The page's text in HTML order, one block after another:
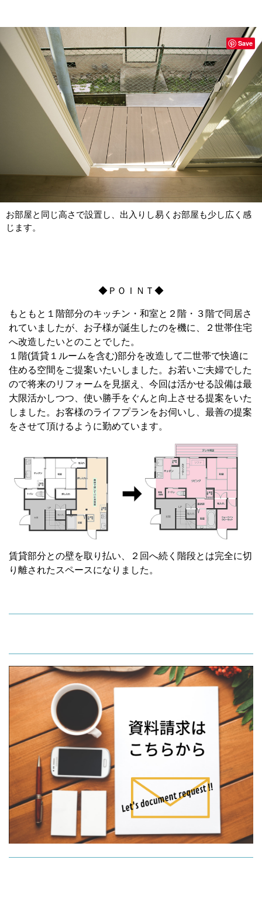
お部屋と同じ高さで設置し、出入りし易くお部屋も少し広く感
じます。
Save
◆ＰＯＩＮＴ◆
もともと１階部分のキッチン・和室と２階・３階で同居さ
れていましたが、お子様が誕生したのを機に、２世帯住宅
へ改造したいとのことでした。
１階(賃貸１ルームを含む)部分を改造して二世帯で快適に
住める空間をご提案いたいしました。お若いご夫婦でした
ので将来のリフォームを見据え、今回は活かせる設備は最
大限活かしつつ、使い勝手をぐんと向上させる提案をいた
しました。お客様のライフプランをお伺いし、最善の提案
をさせて頂けるように勤めています。
賃貸部分との壁を取り払い、２回へ続く階段とは完全に切
り離されたスペースになりました。